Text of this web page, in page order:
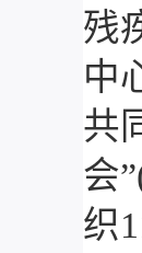
残
中
共
会
织